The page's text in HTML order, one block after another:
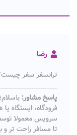
رضا
ترانسفر سفر
پاسخ مشاور:
فرودگاه، ایستگاه
سرویس معمولا
تا مسافر راحت‌ تر